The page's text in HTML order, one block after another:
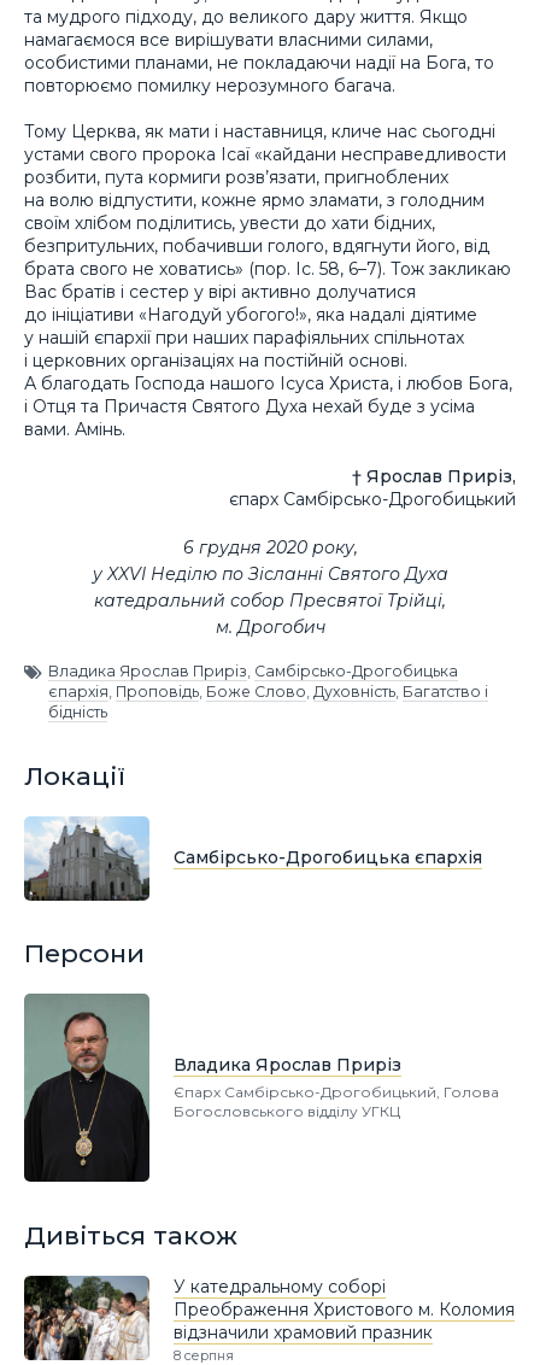
та мудрого підходу, до великого дару життя. Якщо
намагаємося все вирішувати власними силами,
особистими планами, не покладаючи надії на Бога, то
повторюємо помилку нерозумного багача.
Тому Церква, як мати і наставниця, кличе нас сьогодні
устами свого пророка Ісаї «кайдани несправедливости
розбити, пута кормиги розв’язати, пригноблених
на волю відпустити, кожне ярмо зламати, з голодним
своїм хлібом поділитись, увести до хати бідних,
безпритульних, побачивши голого, вдягнути його, від
брата свого не ховатись» (пор. Іс. 58, 6–7). Тож закликаю
Вас братів і сестер у вірі активно долучатися
до ініціативи «Нагодуй убогого!», яка надалі діятиме
у нашій єпархії при наших парафіяльних спільнотах
і церковних організаціях на постійній основі.
А благодать Господа нашого Ісуса Христа, і любов Бога,
і Отця та Причастя Святого Духа нехай буде з усіма
вами. Амінь.
† Ярослав Приріз,
єпарх Самбірсько-Дрогобицький
6 грудня 2020 року,
у XXVI Неділю по Зісланні Святого Духа
катедральний собор Пресвятої Трійці,
м. Дрогобич
Владика Ярослав Приріз, Самбірсько-Дрогобицька
єпархія, Проповідь, Боже Слово, Духовність, Багатство і
бідність
Локації
Самбірсько-Дрогобицька єпархія
Персони
Владика Ярослав Приріз
Єпарх Самбірсько-Дрогобицький, Голова
Богословського відділу УГКЦ
Дивіться також
У катедральному соборі
Преображення Христового м. Коломия
відзначили храмовий празник
8 серпня